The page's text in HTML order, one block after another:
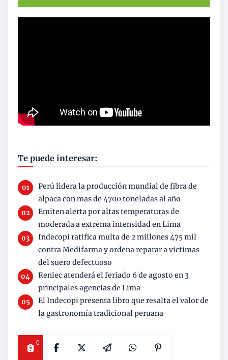
Te puede interesar:
Perú lidera la producción mundial de fibra de
alpaca con mas de 4700 toneladas al año
Emiten alerta por altas temperaturas de
moderada a extrema intensidad en Lima
Indecopi ratifica multa de 2 millones 475 mil
contra Medifarma y ordena reparar a victimas
del suero defectuoso
Reniec atenderá el feriado 6 de agosto en 3
principales agencias de Lima
El Indecopi presenta libro que resalta el valor de
la gastronomía tradicional peruana
0